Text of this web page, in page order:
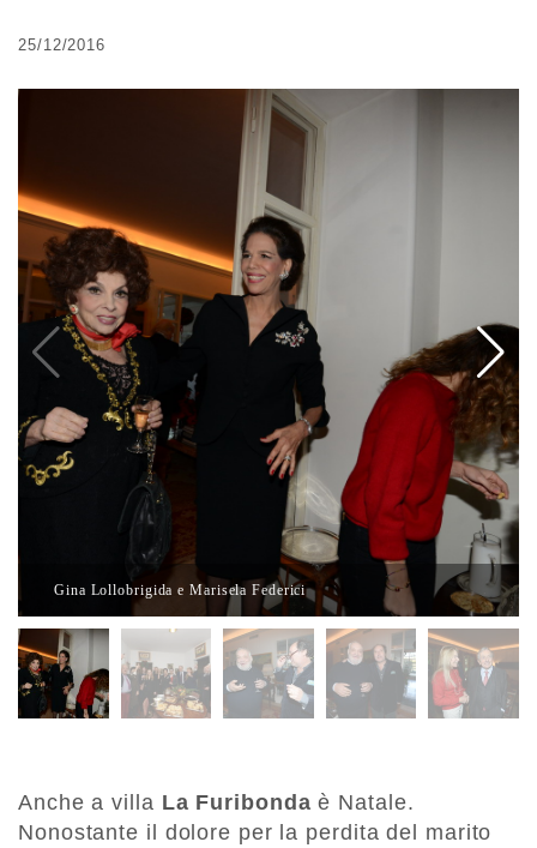
25/12/2016
Gina Lollobrigida e Marisela Federici
Anche a villa La Furibonda è Natale.
Nonostante il dolore per la perdita del marito